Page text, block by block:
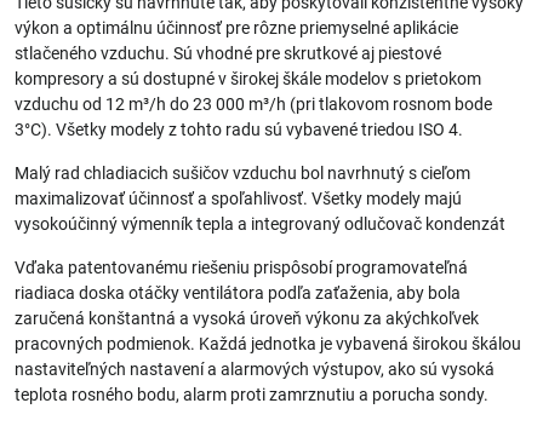
výkon a optimálnu účinnosť pre rôzne priemyselné aplikácie
stlačeného vzduchu. Sú vhodné pre skrutkové aj piestové
kompresory a sú dostupné v širokej škále modelov s prietokom
vzduchu od 12 m³/h do 23 000 m³/h (pri tlakovom rosnom bode
3°C). Všetky modely z tohto radu sú vybavené triedou ISO 4.
Malý rad chladiacich sušičov vzduchu bol navrhnutý s cieľom
maximalizovať účinnosť a spoľahlivosť. Všetky modely majú
vysokoúčinný výmenník tepla a integrovaný odlučovač kondenzát
Vďaka patentovanému riešeniu prispôsobí programovateľná
riadiaca doska otáčky ventilátora podľa zaťaženia, aby bola
zaručená konštantná a vysoká úroveň výkonu za akýchkoľvek
pracovných podmienok. Každá jednotka je vybavená širokou škálou
nastaviteľných nastavení a alarmových výstupov, ako sú vysoká
teplota rosného bodu, alarm proti zamrznutiu a porucha sondy.